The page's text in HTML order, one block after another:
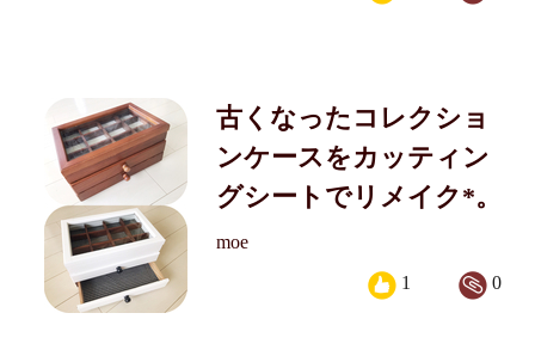
古くなったコレクショ
ンケースをカッティン
グシートでリメイク*。
moe
0
1